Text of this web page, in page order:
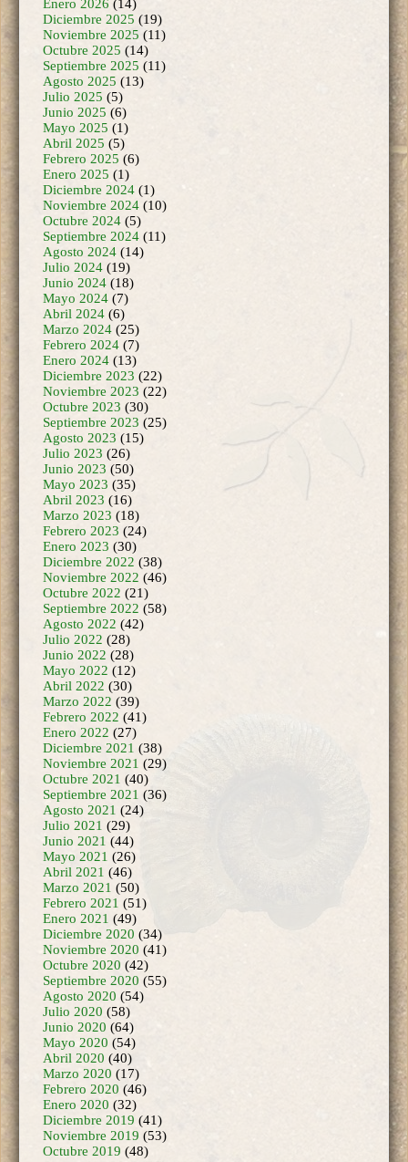
Octubre 2025(14)
Septiembre 2025(11)
Agosto 2025(13)
Julio 2025(5)
Junio 2025(6)
Mayo 2025(1)
Abril 2025(5)
Febrero 2025(6)
Enero 2025 (1)
Diciembre 2024(1)
Noviembre 2024
Octubre 2024(5)
Septiembre 2024(11)
Agosto 2024(14)
Julio 2024(19)
Junio 2024(18)
Mayo 2024(7)
Abril 2024(6)
Marzo 2024(25)
Febrero 2024(7)
Enero 2024(13)
Diciembre 2023(22)
Noviembre 2023
Octubre 2023(30)
Septiembre 2023(25)
Agosto 2023(15)
Julio 2023(26)
Junio 2023(50)
Mayo 2023(35)
Abril 2023(16)
Marzo 2023(18)
Febrero 2023(24)
Enero 2023(30)
Diciembre 2022(38)
Noviembre 2022(46)
Octubre 2022(21)
Septiembre 2022(58)
Agosto 2022(42)
Julio 2022(28)
Junio 2022(28)
Mayo 2022(12)
Abril 2022(30)
Marzo 2022(39)
Febrero 2022(41)
Enero 2022(27)
Diciembre 2021(38)
Noviembre 2021(29)
Octubre 2021(40)
Septiembre 2021(36)
Agosto 2021(24)
Julio 2021(29)
Junio 2021(44)
Mayo 2021(26)
Abril 2021 (46)
Marzo 2021(50)
Febrero 2021(51)
Enero 2021(49)
Diciembre 2020(34)
Noviembre 2020(41)
Octubre 2020(42)
Septiembre 2020(55)
Agosto 2020(54)
Julio 2020(58)
Junio 2020(64)
Mayo 2020(54)
Abril 2020(40)
Marzo 2020(17)
Febrero 2020(46)
Enero 2020(32)
Diciembre 2019(41)
Noviembre 2019(53)
Octubre 2019(48)
Septiembre 2019(27)
Agosto 2019(40)